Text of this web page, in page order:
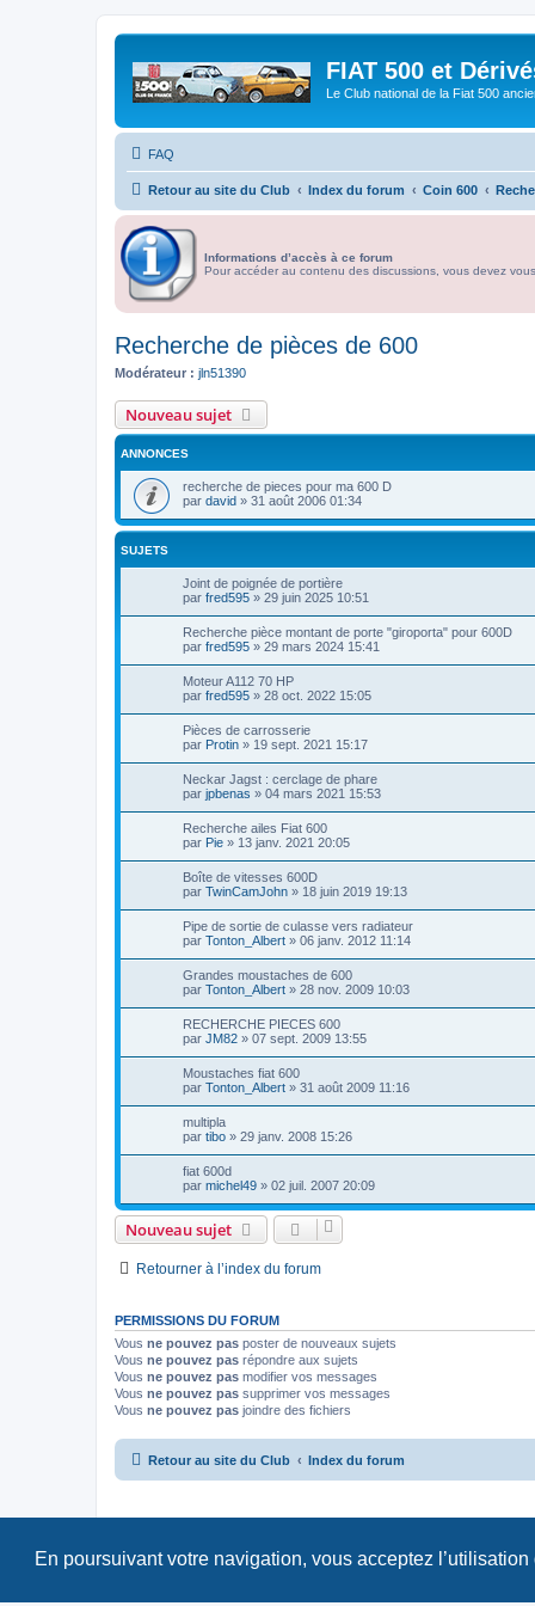
En poursuivant votre navigation, vous acceptez l’utilisation
FIAT 500 et
Le Club national de la Fiat 500
FAQ
Retour au site du Club Index du forum Coin 600
Informations d’accès à ce forum
Pour accéder au contenu des discussions, vous devez
Recherche de pièces de 600
Modérateur : jln51390
Nouveau sujet
ANNONCES
recherche de pieces pour ma 600 D
par david » 31 août 2006 01:34
SUJETS
Joint de poignée de portière
par fred595 » 29 juin 2025 10:51
Recherche pièce montant de porte "giroporta" pour 600D
par fred595 » 29 mars 2024 15:41
Moteur A112 70 HP
par fred595 » 28 oct. 2022 15:05
Pièces de carrosserie
par Protin » 19 sept. 2021 15:17
Neckar Jagst : cerclage de phare
par jpbenas » 04 mars 2021 15:53
Recherche ailes Fiat 600
par Pie » 13 janv. 2021 20:05
Boîte de vitesses 600D
par TwinCamJohn » 18 juin 2019 19:13
Pipe de sortie de culasse vers radiateur
par Tonton_Albert » 06 janv. 2012 11:14
Grandes moustaches de 600
par Tonton_Albert » 28 nov. 2009 10:03
RECHERCHE PIECES 600
par JM82 » 07 sept. 2009 13:55
Moustaches fiat 600
par Tonton_Albert » 31 août 2009 11:16
multipla
par tibo » 29 janv. 2008 15:26
fiat 600d
par michel49 » 02 juil. 2007 20:09
Nouveau sujet
Retourner à l’index du forum
PERMISSIONS DU FORUM
Vous ne pouvez pas poster de nouveaux sujets
Vous ne pouvez pas répondre aux sujets
Vous ne pouvez pas modifier vos messages
Vous ne pouvez pas supprimer vos messages
Vous ne pouvez pas joindre des fichiers
Retour au site du Club Index du forum